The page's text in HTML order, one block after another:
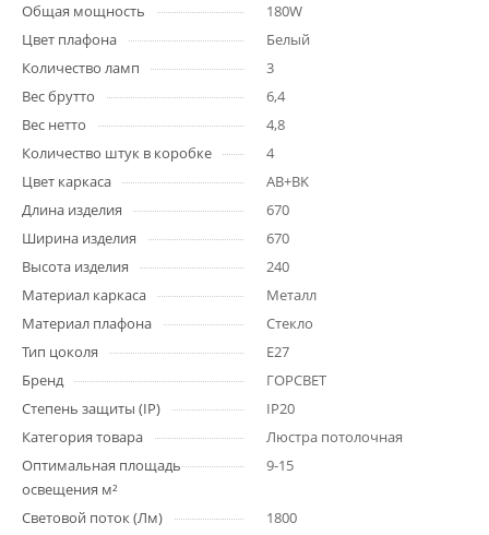
Общая мощность
180W
Цвет плафона
Белый
Количество ламп
3
Вес брутто
6,4
Вес нетто
4,8
Количество штук в коробке
4
Цвет каркаса
AB+BK
Длина изделия
670
Ширина изделия
670
Высота изделия
240
Материал каркаса
Металл
Материал плафона
Стекло
Тип цоколя
E27
Бренд
ГОРСВЕТ
Степень защиты (IP)
IP20
Категория товара
Люстра потолочная
Оптимальная площадь
освещения м²
9-15
Световой поток (Лм)
1800